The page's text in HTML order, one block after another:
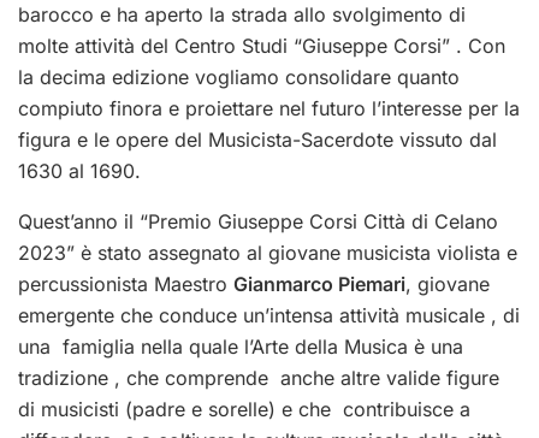
barocco e ha aperto la strada allo svolgimento di
molte attività del Centro Studi “Giuseppe Corsi” . Con
la decima edizione vogliamo consolidare quanto
compiuto finora e proiettare nel futuro l’interesse per la
figura e le opere del Musicista-Sacerdote vissuto dal
1630 al 1690.
Quest’anno il “Premio Giuseppe Corsi Città di Celano
2023” è stato assegnato al giovane musicista violista e
percussionista Maestro Gianmarco Piemari, giovane
emergente che conduce un’intensa attività musicale , di
una famiglia nella quale l’Arte della Musica è una
tradizione , che comprende anche altre valide figure
di musicisti (padre e sorelle) e che contribuisce a